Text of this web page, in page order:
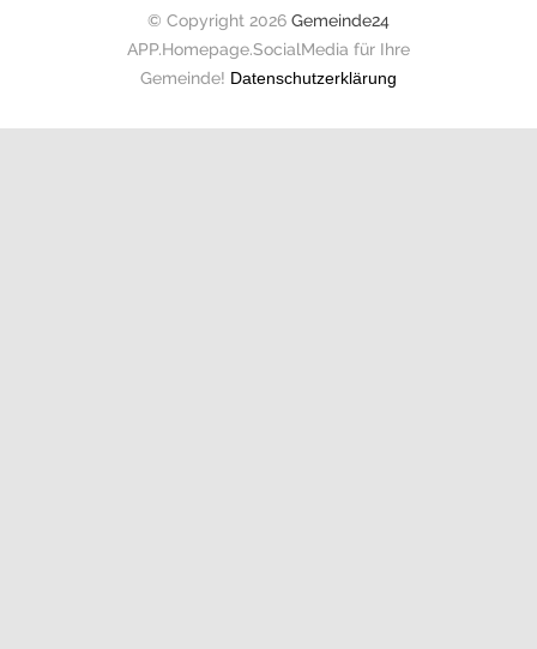
© Copyright 2026 Gemeinde24
APP.Homepage.SocialMedia für Ihre
Gemeinde! Datenschutzerklärung